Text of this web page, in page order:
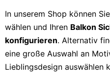
In unserem Shop können
wählen und Ihren Balkon
konfigurieren. Alternativ
eine große Auswahl an
Lieblingsdesign auswählen